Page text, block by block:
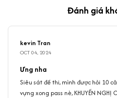
Đánh giá
kevin Tran
OCT 04, 2024
Ưng nha
Siêu sát đề thi, mình được hỏi 10
vựng xong pass nè, KHUYẾN NGHỊ